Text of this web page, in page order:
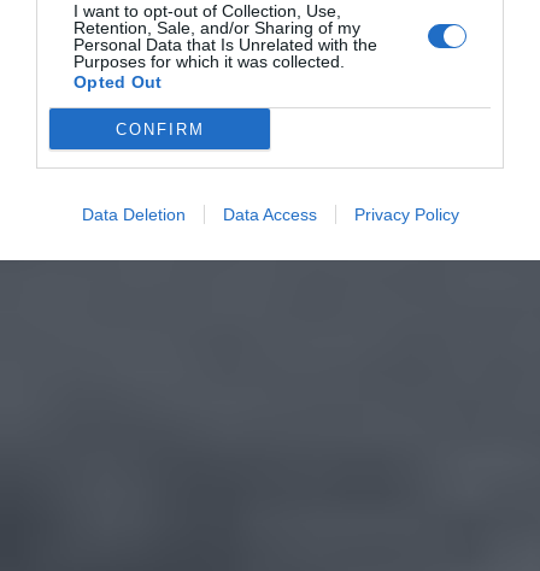
I want to opt-out of Collection, Use,
Retention, Sale, and/or Sharing of my
Personal Data that Is Unrelated with the
Purposes for which it was collected.
Opted Out
CONFIRM
Data Deletion Data Access Privacy Policy